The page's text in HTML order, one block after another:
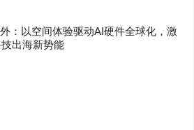
：以空间体验驱动AI硬件全球化，激
出海新势能